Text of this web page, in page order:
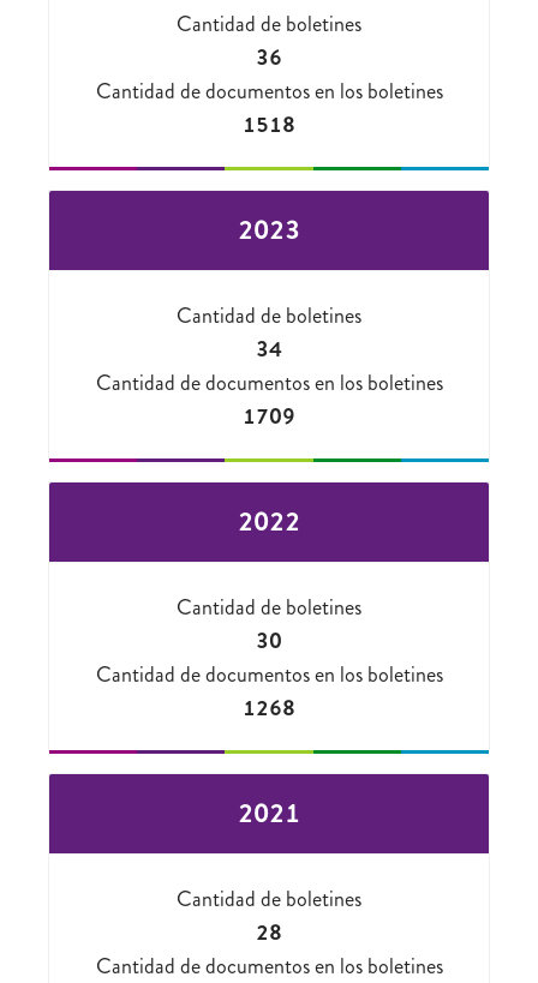
Cantidad de boletines
36
Cantidad de documentos en los boletines
1518
2023
Cantidad de boletines
34
Cantidad de documentos en los boletines
1709
2022
Cantidad de boletines
30
Cantidad de documentos en los boletines
1268
2021
Cantidad de boletines
28
Cantidad de documentos en los boletines